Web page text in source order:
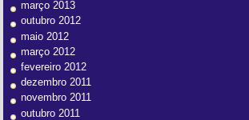
março 2013
outubro 2012
maio 2012
março 2012
fevereiro 2012
dezembro 2011
novembro 2011
outubro 2011